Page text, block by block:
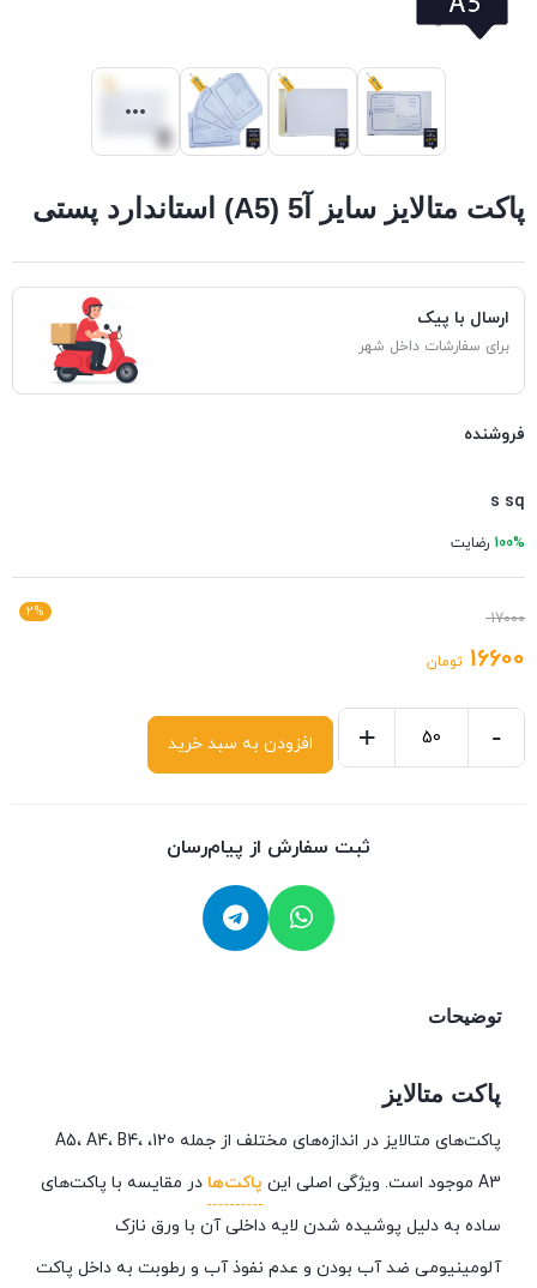
پاکت متالایز سایز آ5 (A5) استاندارد پستی
ارسال با پیک
برای سفارشات داخل شهر
فروشنده
s sq
100% رضایت
2% 17000
16600 تومان
-
+ افزودن به سبد خرید
ثبت سفارش از پیام‌رسان
توضیحات
پاکت متالایز
پاکت‌های متالایز در اندازه‌های مختلف از جمله 120، A5، A4، B4،
A3 موجود است. ویژگی اصلی این
پاکت‌ها در مقایسه با پاکت‌های
ساده به دلیل پوشیده شدن لایه داخلی آن با ورق نازک
آلومینیومی ضد آب بودن و عدم نفوذ آب و رطوبت به داخل پاکت